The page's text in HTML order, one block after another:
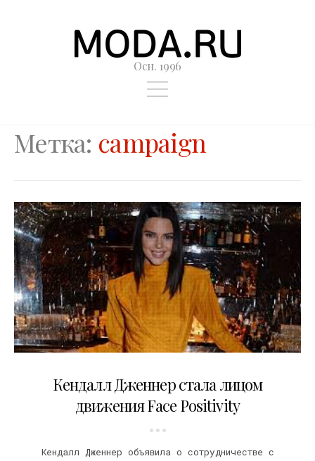
Осн. 1996
Метка: campaign
Кендалл Дженнер стала лицом
движения Face Positivity
Кендалл Дженнер объявила о сотрудничестве с